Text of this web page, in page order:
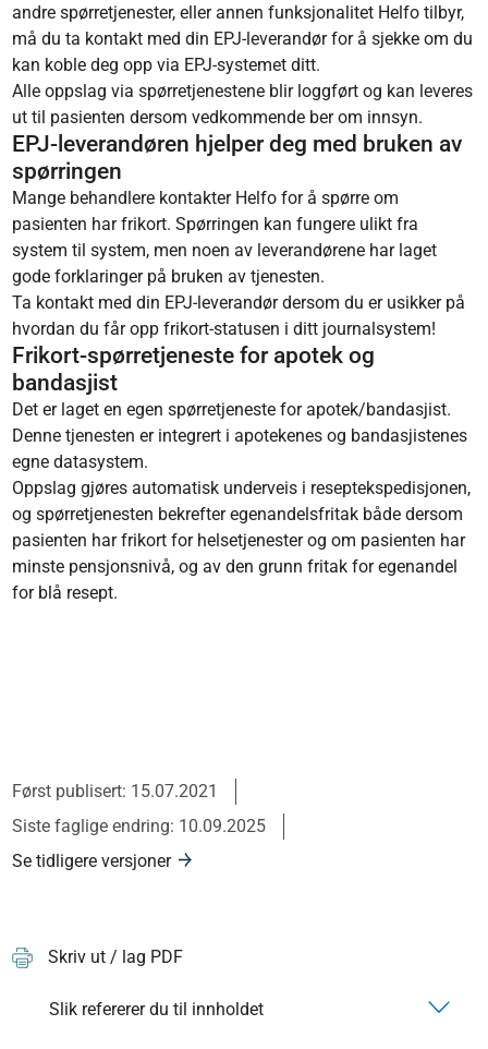
andre spørretjenester, eller annen funksjonalitet Helfo tilbyr,
må du ta kontakt med din EPJ-leverandør for å sjekke om du
kan koble deg opp via EPJ-systemet ditt.
Alle oppslag via spørretjenestene blir loggført og kan leveres
ut til pasienten dersom vedkommende ber om innsyn.
EPJ-leverandøren hjelper deg med bruken av
spørringen
Mange behandlere kontakter Helfo for å spørre om
pasienten har frikort. Spørringen kan fungere ulikt fra
system til system, men noen av leverandørene har laget
gode forklaringer på bruken av tjenesten.
Ta kontakt med din EPJ-leverandør dersom du er usikker på
hvordan du får opp frikort-statusen i ditt journalsystem!
Frikort-spørretjeneste for apotek og
bandasjist
Det er laget en egen spørretjeneste for apotek/bandasjist.
Denne tjenesten er integrert i apotekenes og bandasjistenes
egne datasystem.
Oppslag gjøres automatisk underveis i reseptekspedisjonen,
og spørretjenesten bekrefter egenandelsfritak både dersom
pasienten har frikort for helsetjenester og om pasienten har
minste pensjonsnivå, og av den grunn fritak for egenandel
for blå resept.
Først publisert: 15.07.2021
Siste faglige endring: 10.09.2025
Se tidligere versjoner
Skriv ut / lag PDF
Slik refererer du til innholdet